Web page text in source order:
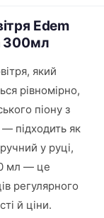
Edem
300мл
який
рівномірно,
піону з
підходить як
у руці,
мл — це
регулярного
й ціни.